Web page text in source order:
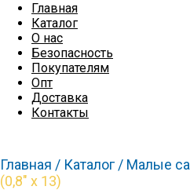
Главная
Каталог
О нас
Безопасность
Покупателям
Опт
Доставка
Контакты
Главная / Каталог / Малые
(0,8″ х 13)